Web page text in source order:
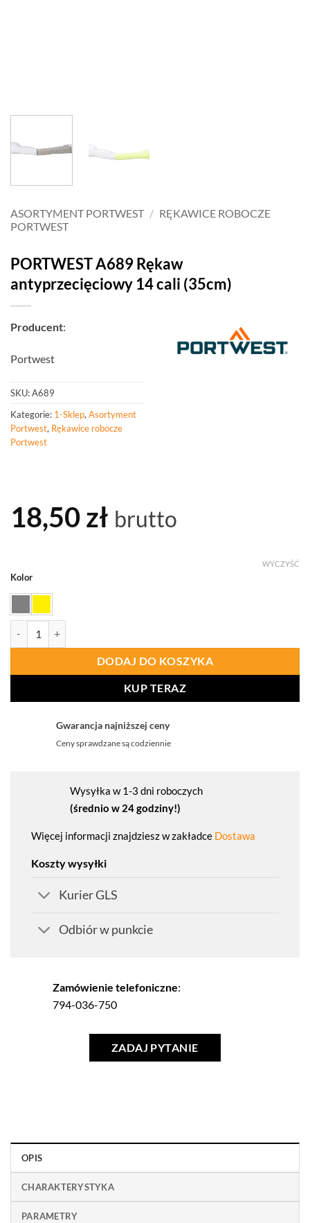
ASORTYMENT PORTWEST / RĘKAWICE ROBOCZE
PORTWEST
PORTWEST A689 Rękaw
antyprzecięciowy 14 cali (35cm)
Producent:
Portwest
SKU:A689
Kategorie: 1-Sklep, Asortyment
Portwest, Rękawice robocze
Portwest
18,50zł brutto
Kolor
WYCZYŚĆ
DODAJ DO KOSZYKA
KUP TERAZ
Gwarancja najniższej ceny
Ceny sprawdzane są codziennie
Wysyłka w 1-3 dni roboczych
(średnio w 24 godziny!)
Więcej informacji znajdziesz w zakładce Dostawa
Koszty wysyłki
Kurier GLS
Odbiór w punkcie
Zamówienie telefoniczne:
794-036-750
ZADAJ PYTANIE
OPIS
CHARAKTERYSTYKA
PARAMETRY